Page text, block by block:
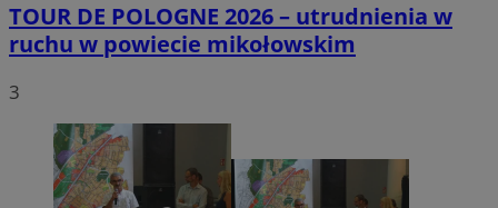
TOUR DE POLOGNE 2026 – utrudnienia w
ruchu w powiecie mikołowskim
3